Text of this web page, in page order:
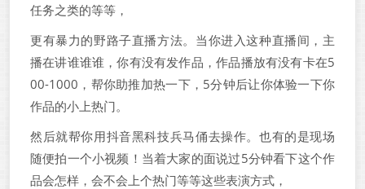
任务之类的等等，
更有暴力的野路子直播方法。当你进入这种直播间，主
播在讲谁谁谁，你有没有发作品，作品播放有没有卡在5
00-1000，帮你助推加热一下，5分钟后让你体验一下你
作品的小上热门。
然后就帮你用抖音黑科技兵马俑去操作。也有的是现场
随便拍一个小视频！当着大家的面说过5分钟看下这个作
品会怎样，会不会上个热门等等这些表演方式，